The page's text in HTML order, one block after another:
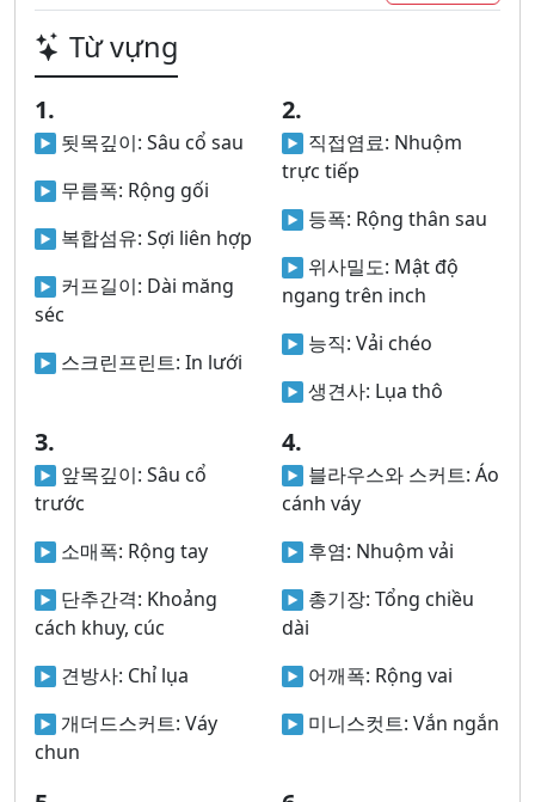
Từ vựng
1.
됫목깊이: Sâu cổ sau
무름폭: Rộng gối
복합섬유: Sợi liên hợp
커프길이: Dài măng
séc
스크린프린트: In lưới
2.
직접염료: Nhuộm
trực tiếp
등폭: Rộng thân sau
위사밀도: Mật độ
ngang trên inch
능직: Vải chéo
생견사: Lụa thô
3.
앞목깊이: Sâu cổ
trước
소매폭: Rộng tay
단추간격: Khoảng
cách khuy, cúc
견방사: Chỉ lụa
개더드스커트: Váy
chun
4.
블라우스와 스커트: Áo
cánh váy
후염: Nhuộm vải
총기장: Tổng chiều
dài
어깨폭: Rộng vai
미니스컷트: Vắn ngắn